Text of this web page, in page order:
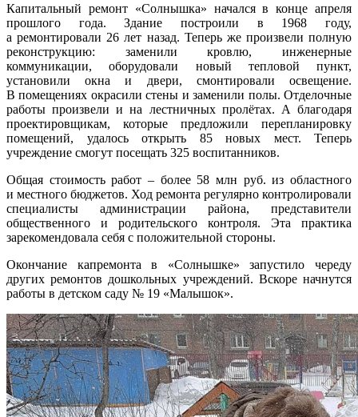
Капитальный ремонт «Солнышка» начался в конце апреля
прошлого года. Здание построили в 1968 году,
а ремонтировали 26 лет назад. Теперь же произвели полную
реконструкцию: заменили кровлю, инженерные
коммуникации, оборудовали новый тепловой пункт,
установили окна и двери, смонтировали освещение.
В помещениях окрасили стены и заменили полы. Отделочные
работы произвели и на лестничных пролётах. А благодаря
проектировщикам, которые предложили перепланировку
помещений, удалось открыть 85 новых мест. Теперь
учреждение смогут посещать 325 воспитанников.
Общая стоимость работ – более 58 млн руб. из областного
и местного бюджетов. Ход ремонта регулярно контролировали
специалисты администрации района, представители
общественного и родительского контроля. Эта практика
зарекомендовала себя с положительной стороны.
Окончание капремонта в «Солнышке» запустило череду
других ремонтов дошкольных учреждений. Вскоре начнутся
работы в детском саду № 19 «Малышок».